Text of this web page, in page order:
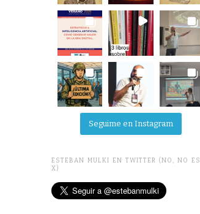
Seguime en Instagram
ESTEBAN MULKI EN TWITTER (NO, NO ES
X)